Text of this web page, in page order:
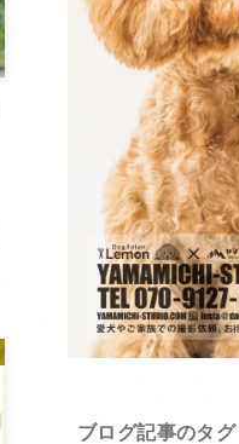
ブログ記事のタグ